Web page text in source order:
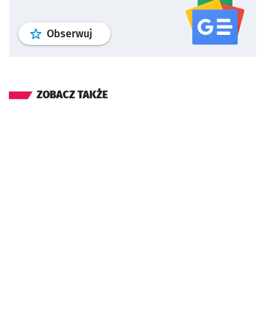
Obserwuj profil serwisu
ZOBACZ TAKŻE